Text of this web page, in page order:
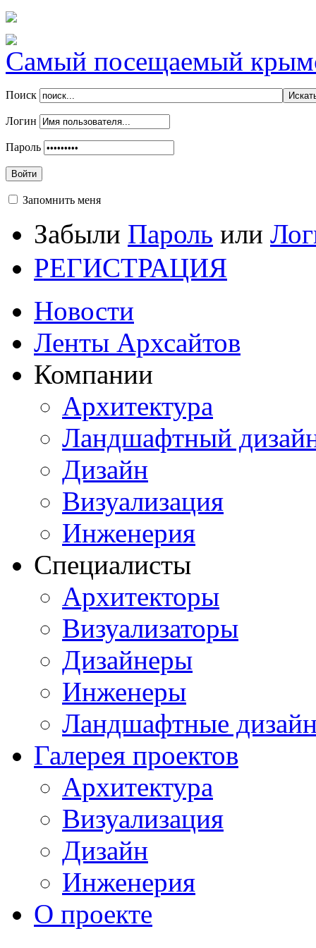
Самый посещаемый
Поиск
Логин
Пароль
Войти
Запомнить меня
Забыли Пароль или
РЕГИСТРАЦИЯ
Новости
Ленты Архсайтов
Компании
Архитектура
Ландшафтный
Дизайн
Визуализация
Инженерия
Специалисты
Архитекторы
Визуализаторы
Дизайнеры
Инженеры
Ландшафтные
Галерея проектов
Архитектура
Визуализация
Дизайн
Инженерия
О проекте